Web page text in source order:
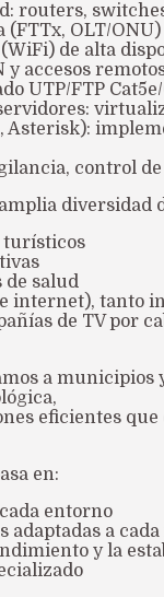
routers,
(FTTx, OLT/ONU)
de alta
accesos
UTP/FTP
Asterisk):
control
diversidad
turísticos
de salud
internet), tanto
de TV por
a municipios
eficientes
en:
entorno
adaptadas a
y la